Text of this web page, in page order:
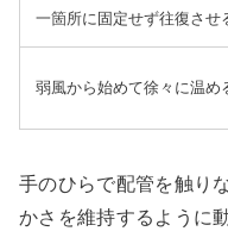
一箇所に固定せず往復させ
弱風から始めて徐々に温め
手のひらで配管を触り
かさを維持するように